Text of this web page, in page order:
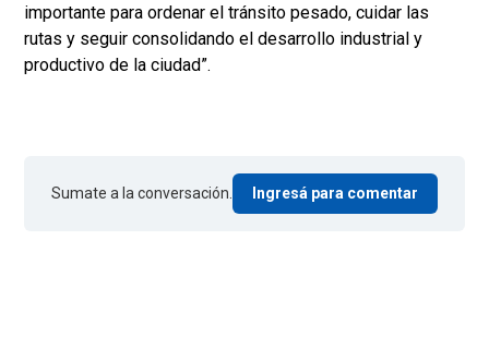
importante para ordenar el tránsito pesado, cuidar las
rutas y seguir consolidando el desarrollo industrial y
productivo de la ciudad”.
Sumate a la conversación. Ingresá para comentar